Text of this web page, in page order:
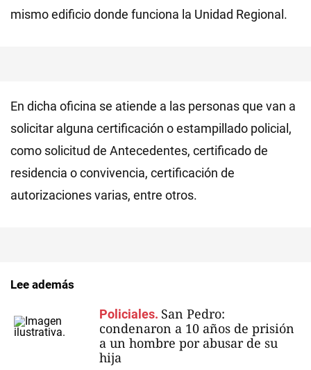
mismo edificio donde funciona la Unidad Regional.
En dicha oficina se atiende a las personas que van a
solicitar alguna certificación o estampillado policial,
como solicitud de Antecedentes, certificado de
residencia o convivencia, certificación de
autorizaciones varias, entre otros.
Lee además
Policiales. San Pedro:
condenaron a 10 años de prisión
a un hombre por abusar de su
hija